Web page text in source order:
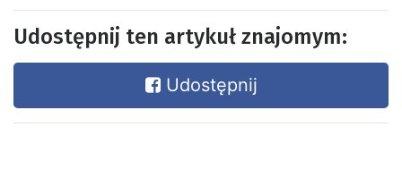
Udostępnij ten artykuł znajomym:
Udostępnij